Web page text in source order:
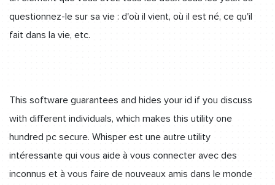
questionnez-le sur sa vie : d'où il vient, où il est né, ce qu'il
fait dans la vie, etc.
This software guarantees and hides your id if you discuss
with different individuals, which makes this utility one
hundred pc secure. Whisper est une autre utility
intéressante qui vous aide à vous connecter avec des
inconnus et à vous faire de nouveaux amis dans le monde